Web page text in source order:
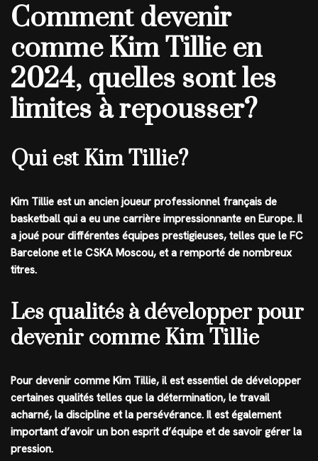
Comment devenir
comme Kim Tillie en
2024, quelles sont les
limites à repousser?
Qui est Kim Tillie?
Kim Tillie est un ancien joueur professionnel français de
basketball qui a eu une carrière impressionnante en Europe. Il
a joué pour différentes équipes prestigieuses, telles que le FC
Barcelone et le CSKA Moscou, et a remporté de nombreux
titres.
Les qualités à développer pour
devenir comme Kim Tillie
Pour devenir comme Kim Tillie, il est essentiel de développer
certaines qualités telles que la détermination, le travail
acharné, la discipline et la persévérance. Il est également
important d’avoir un bon esprit d’équipe et de savoir gérer la
pression.